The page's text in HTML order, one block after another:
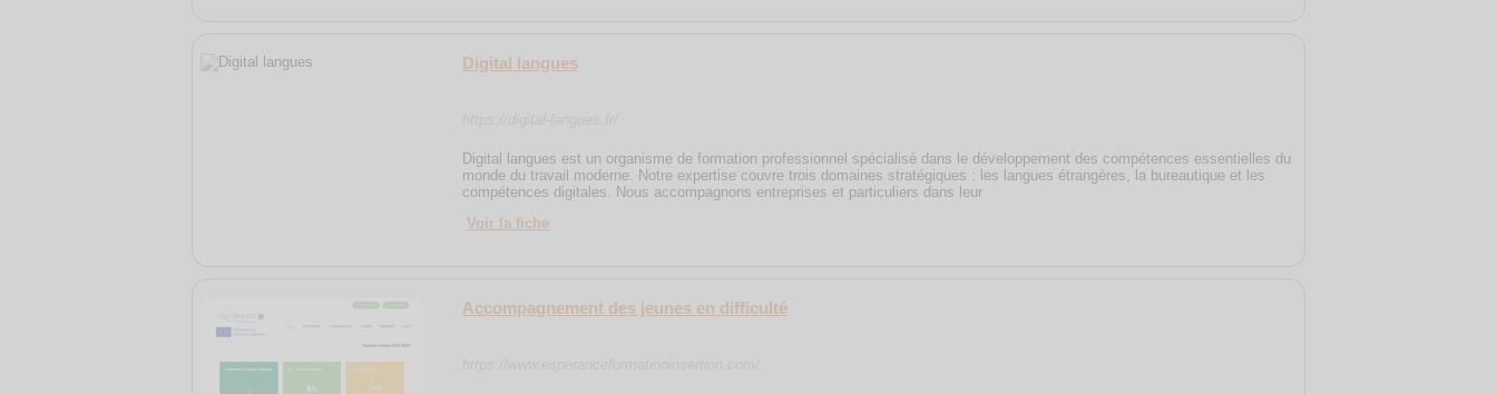
Digital langues
Digital langues est un organisme de formation professionnel spécialisé dans le développement des compétences essentielles du
monde du travail moderne. Notre expertise couvre trois domaines stratégiques : les langues étrangères, la bureautique et les
compétences digitales. Nous accompagnons entreprises et particuliers dans leur
Voir la fiche
Accompagnement des jeunes en difficulté